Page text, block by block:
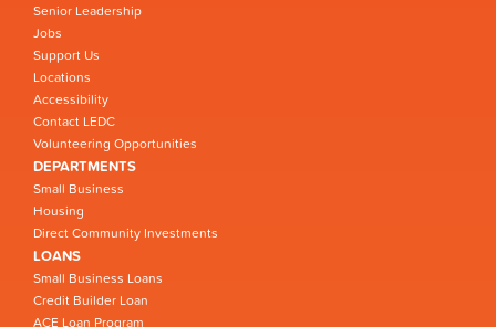
Senior Leadership
Jobs
Support Us
Locations
Accessibility
Contact LEDC
Volunteering Opportunities
DEPARTMENTS
Small Business
Housing
Direct Community Investments
LOANS
Small Business Loans
Credit Builder Loan
ACE Loan Program